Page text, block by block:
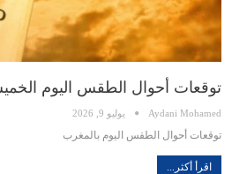
توقعات أحوال الطقس اليوم
Aydani Mohamed يوليو 9, 2026
توقعات أحوال الطقس اليوم بالمغرب
اقرأ أكثر...